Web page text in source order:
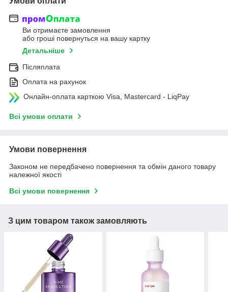
Ви отримаєте замовлення
або гроші повернуться на вашу картку
Детальніше
Післяплата
Оплата на рахунок
Онлайн-оплата карткою Visa, Mastercard - LiqPay
Всі умови оплати
Умови повернення
Законом не передбачено повернення та обмін даного товару
належної якості
Всі умови повернення
З цим товаром також замовляють